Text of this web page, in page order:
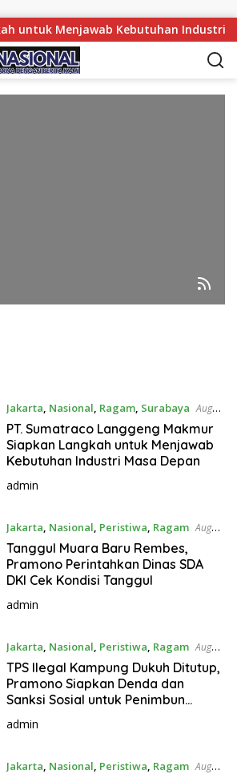
Menjawab Kebutuhan Industri
Jakarta, Nasional, Ragam, Surabaya August
8, 2026
PT. Sumatraco Langgeng Makmur
Siapkan Langkah untuk Menjawab
Kebutuhan Industri Masa Depan
admin
Jakarta, Nasional, Peristiwa, Ragam August
6, 2026
Tanggul Muara Baru Rembes,
Pramono Perintahkan Dinas SDA
DKI Cek Kondisi Tanggul
admin
Jakarta, Nasional, Peristiwa, Ragam August
5, 2026
TPS Ilegal Kampung Dukuh Ditutup,
Pramono Siapkan Denda dan
Sanksi Sosial untuk Penimbun
Sampah
admin
Jakarta, Nasional, Peristiwa, Ragam August